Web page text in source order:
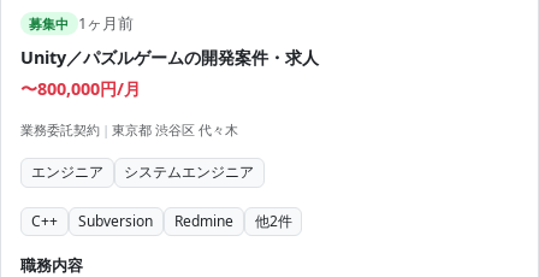
募集中 1ヶ月前
Unity／パズルゲームの開発案件・求人
〜800,000円/月
業務委託契約 | 東京都 渋谷区 代々木
エンジニア システムエンジニア
C++ Subversion Redmine 他2件
職務内容